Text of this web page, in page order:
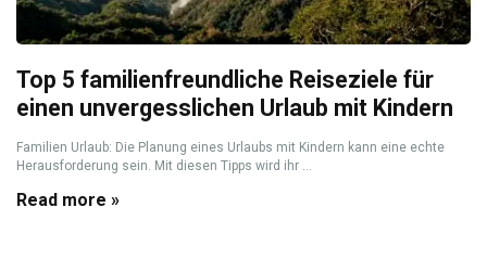
Top 5 familienfreundliche Reiseziele für
einen unvergesslichen Urlaub mit Kindern
Familien Urlaub: Die Planung eines Urlaubs mit Kindern kann eine echte
Herausforderung sein. Mit diesen Tipps wird ihr ...
Read more »